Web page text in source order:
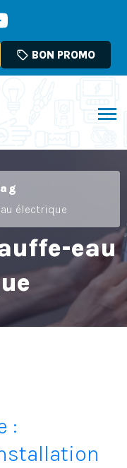
sell BON PROMO
électrique
eau
: